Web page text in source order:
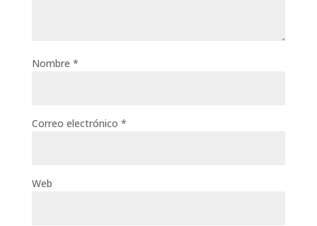
Nombre *
Correo electrónico *
Web